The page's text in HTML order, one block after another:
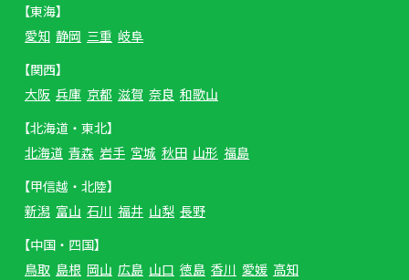
【東海】
愛知 静岡 三重 岐阜
【関西】
大阪 兵庫 京都 滋賀 奈良 和歌山
【北海道・東北】
北海道 青森 岩手 宮城 秋田 山形 福島
【甲信越・北陸】
新潟 富山 石川 福井 山梨 長野
【中国・四国】
鳥取 島根 岡山 広島 山口 徳島 香川 愛媛 高知